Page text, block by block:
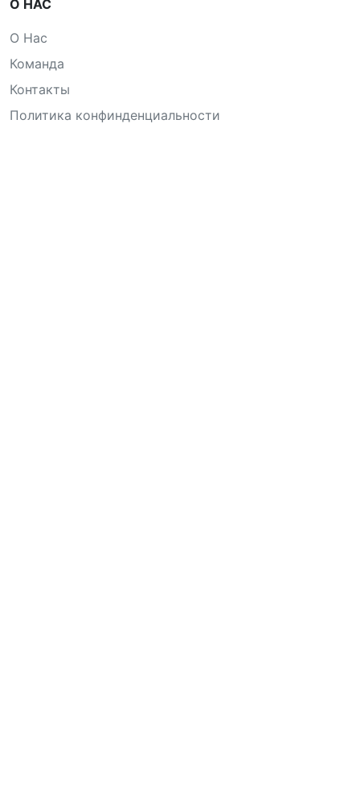
О НАС
О Нас
Команда
Контакты
Политика конфинденциальности